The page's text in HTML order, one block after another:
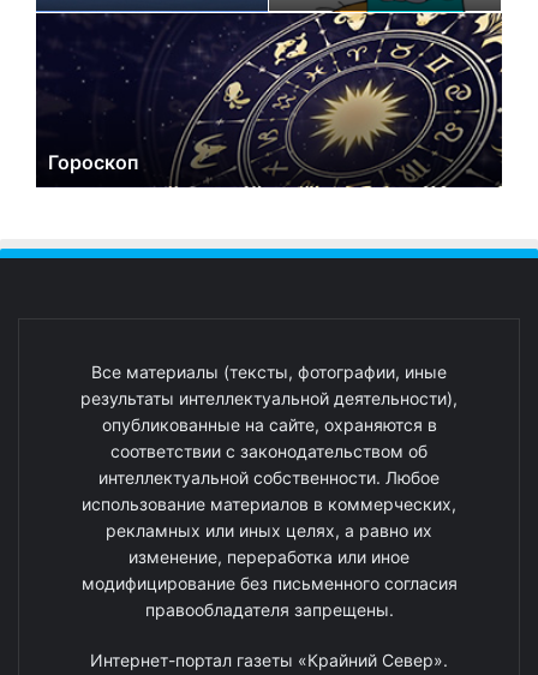
Гороскоп
Все материалы (тексты, фотографии, иные
результаты интеллектуальной деятельности),
опубликованные на сайте, охраняются в
соответствии с законодательством об
интеллектуальной собственности. Любое
использование материалов в коммерческих,
рекламных или иных целях, а равно их
изменение, переработка или иное
модифицирование без письменного согласия
правообладателя запрещены.
Интернет-портал газеты «Крайний Север».